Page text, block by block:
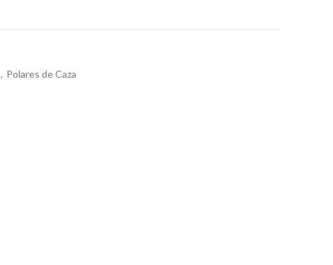
, Polares de Caza